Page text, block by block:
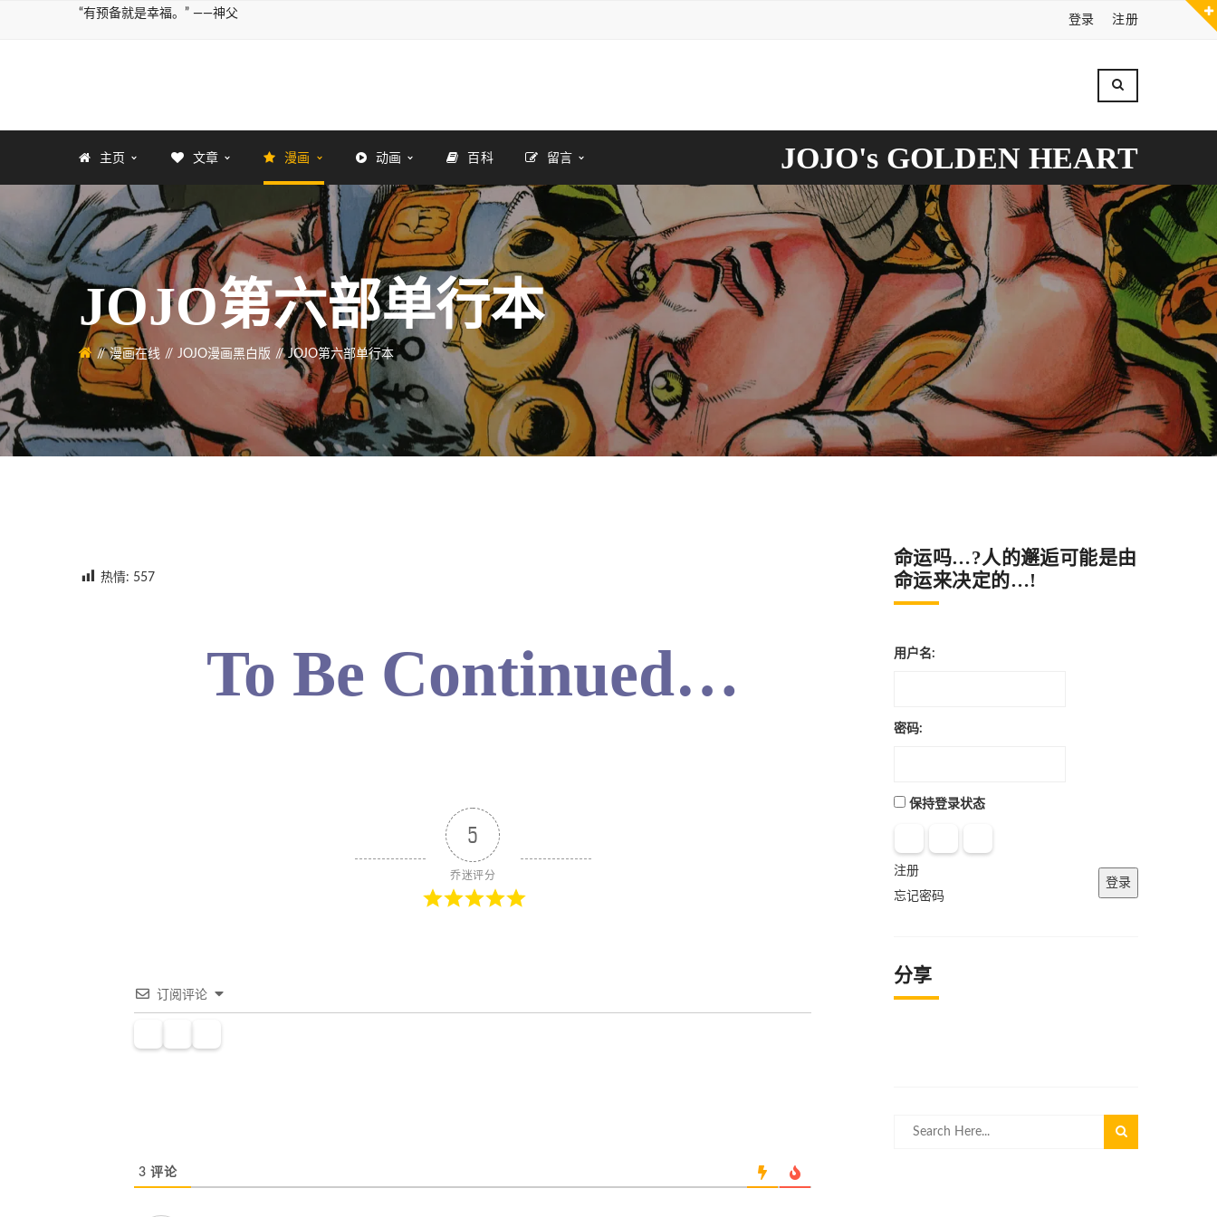
“有预备就是幸福。” ——神父 登录 注册
主页 文章 漫画 动画 百科 留言 JOJO's GOLDEN HEART
JOJO第六部单行本
漫画在线 JOJO漫画黑白版 JOJO第六部单行本
热情: 557
To Be Continued…
5
乔迷评分
订阅评论
3 评论
命运吗…?人的邂逅可能是由
命运来决定的…!
用户名:
密码:
保持登录状态
登录
注册
忘记密码
分享